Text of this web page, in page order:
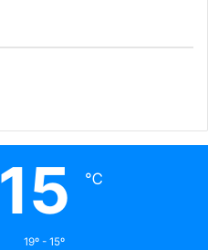
15 ℃
19º - 15º